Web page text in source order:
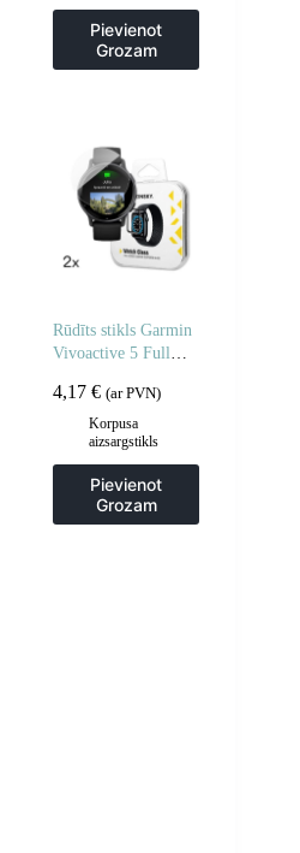
Pievienot
Grozam
Rūdīts stikls Garmin
Vivoactive 5 Full
gab.
4,17€ (ar PVN)
Korpusa
aizsargstikls
Pievienot
Grozam